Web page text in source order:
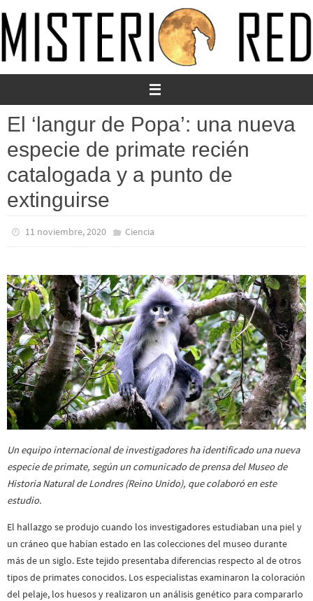
al
contenido
El ‘langur de Popa’: una nueva
especie de primate recién
catalogada y a punto de
extinguirse
11 noviembre, 2020 Ciencia
Un equipo internacional de investigadores ha identificado una nueva
especie de primate, según un comunicado de prensa del Museo de
Historia Natural de Londres (Reino Unido), que colaboró ​​en este
estudio.
El hallazgo se produjo cuando los investigadores estudiaban una piel y
un cráneo que habían estado en las colecciones del museo durante
más de un siglo. Este tejido presentaba diferencias respecto al de otros
tipos de primates conocidos. Los especialistas examinaron la coloración
del pelaje, los huesos y realizaron un análisis genético para compararlo